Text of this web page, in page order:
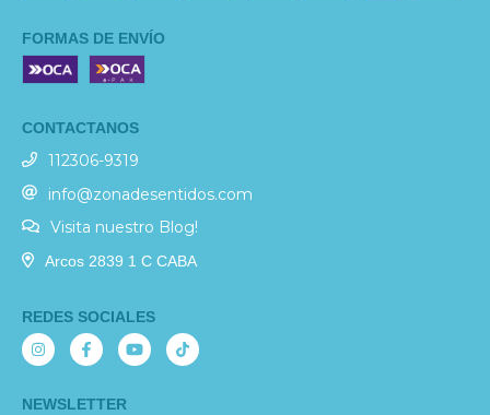
FORMAS DE ENVÍO
CONTACTANOS
112306-9319
info@zonadesentidos.com
Visita nuestro Blog!
Arcos 2839 1 C CABA
REDES SOCIALES
NEWSLETTER